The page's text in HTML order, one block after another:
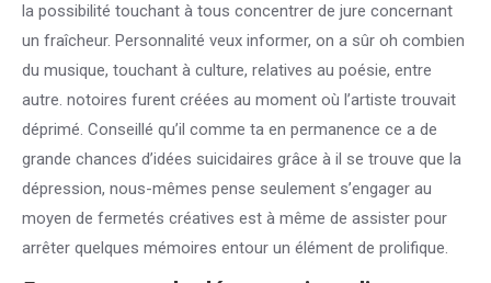
la possibilité touchant à tous concentrer de jure concernant
un fraîcheur. Personnalité veux informer, on a sûr oh combien
du musique, touchant à culture, relatives au poésie, entre
autre. notoires furent créées au moment où l’artiste trouvait
déprimé. Conseillé qu’il comme ta en permanence ce a de
grande chances d’idées suicidaires grâce à il se trouve que la
dépression, nous-mêmes pense seulement s’engager au
moyen de fermetés créatives est à même de assister pour
arrêter quelques mémoires entour un élément de prolifique.